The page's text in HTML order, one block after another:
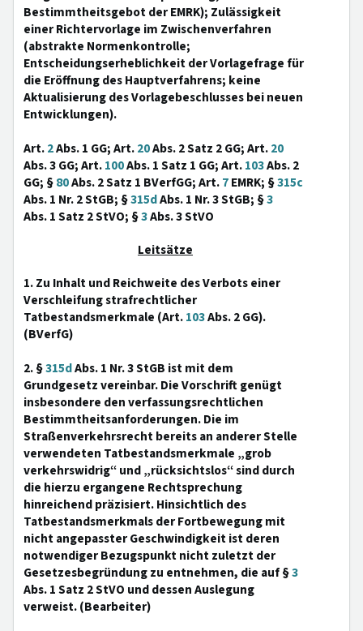
Bestimmtheitsgebot der EMRK); Zulässigkeit
einer Richtervorlage im Zwischenverfahren
(abstrakte Normenkontrolle;
Entscheidungserheblichkeit der Vorlagefrage für
die Eröffnung des Hauptverfahrens; keine
Aktualisierung des Vorlagebeschlusses bei neuen
Entwicklungen).
Art.2Abs. 1 GG; Art.20Abs. 2 Satz 2 GG; Art.20
Abs. 3 GG; Art.100Abs. 1 Satz 1 GG; Art.103Abs. 2
GG; §80Abs. 2 Satz 1 BVerfGG; Art.7EMRK; §315c
Abs. 1 Nr. 2 StGB; §315dAbs. 1 Nr. 3 StGB; §3
Abs. 1 Satz 2 StVO; §3Abs. 3 StVO
Leitsätze
1. Zu Inhalt und Reichweite des Verbots einer
Verschleifung strafrechtlicher
Tatbestandsmerkmale (Art.103Abs. 2 GG).
(BVerfG)
2. §315dAbs. 1 Nr. 3 StGB ist mit dem
Grundgesetz vereinbar. Die Vorschrift genügt
insbesondere den verfassungsrechtlichen
Bestimmtheitsanforderungen. Die im
Straßenverkehrsrecht bereits an anderer Stelle
verwendeten Tatbestandsmerkmale „grob
verkehrswidrig“ und „rücksichtslos“ sind durch
die hierzu ergangene Rechtsprechung
hinreichend präzisiert. Hinsichtlich des
Tatbestandsmerkmals der Fortbewegung mit
nicht angepasster Geschwindigkeit ist deren
notwendiger Bezugspunkt nicht zuletzt der
Gesetzesbegründung zu entnehmen, die auf §3
Abs. 1 Satz 2 StVO und dessen Auslegung
verweist. (Bearbeiter)